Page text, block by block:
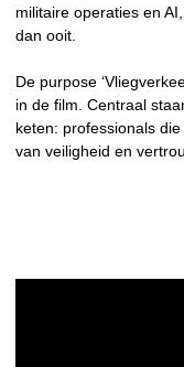
militaire operaties en
dan ooit.
De purpose
in de film. Centraal
keten: professionals
van veiligheid en